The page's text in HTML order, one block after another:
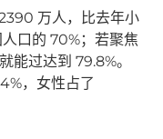
万人，比去年小
口的 70%；若聚焦
能过达到 79.8%。
，女性占了